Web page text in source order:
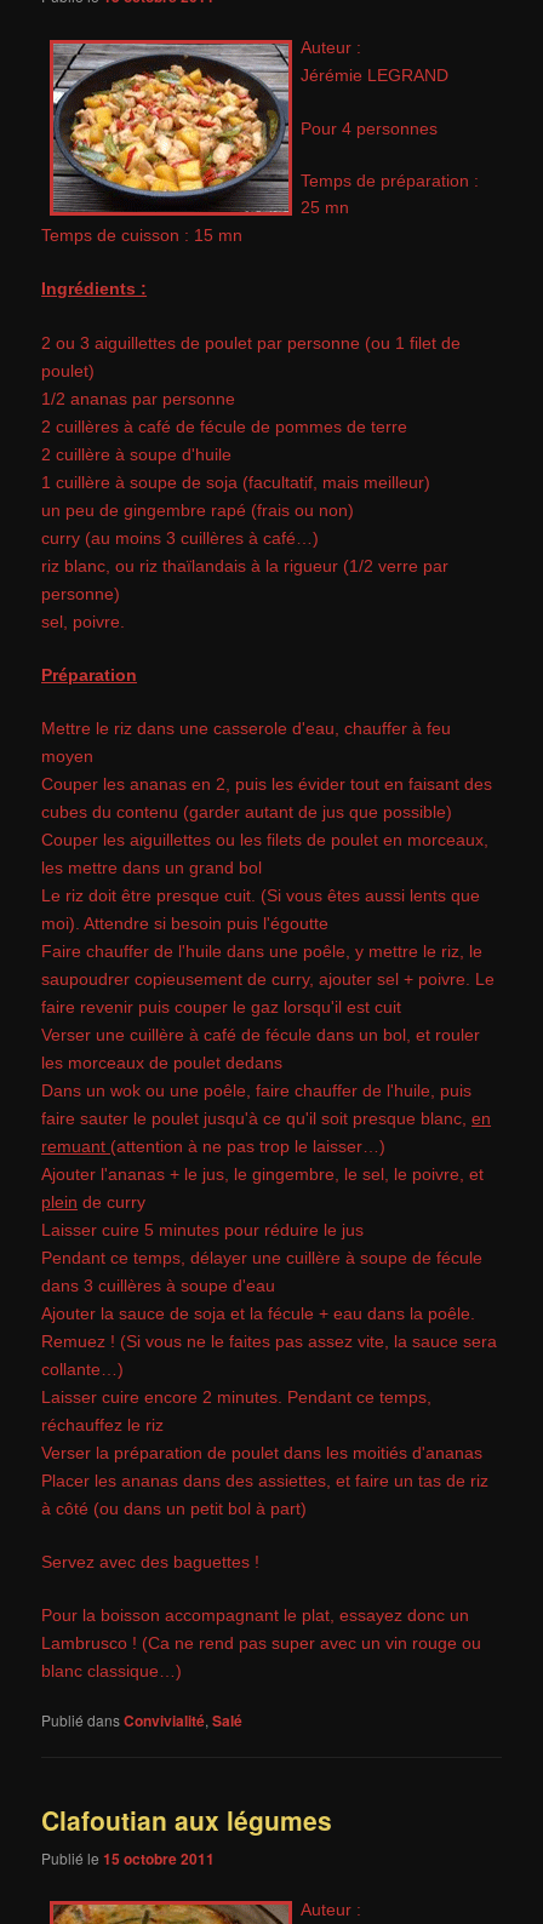
Auteur :
Jérémie LEGRAND
Pour 4 personnes
Temps de préparation :
25 mn
Temps de cuisson : 15 mn
Ingrédients :
2 ou 3 aiguillettes de poulet par personne (ou 1 filet de
poulet)
1/2 ananas par personne
2 cuillères à café de fécule de pommes de terre
2 cuillère à soupe d'huile
1 cuillère à soupe de soja (facultatif, mais meilleur)
un peu de gingembre rapé (frais ou non)
curry (au moins 3 cuillères à café…)
riz blanc, ou riz thaïlandais à la rigueur (1/2 verre par
personne)
sel, poivre.
Préparation
Mettre le riz dans une casserole d'eau, chauffer à feu
moyen
Couper les ananas en 2, puis les évider tout en faisant des
cubes du contenu (garder autant de jus que possible)
Couper les aiguillettes ou les filets de poulet en morceaux,
les mettre dans un grand bol
Le riz doit être presque cuit. (Si vous êtes aussi lents que
moi). Attendre si besoin puis l'égoutte
Faire chauffer de l'huile dans une poêle, y mettre le riz, le
saupoudrer copieusement de curry, ajouter sel + poivre. Le
faire revenir puis couper le gaz lorsqu'il est cuit
Verser une cuillère à café de fécule dans un bol, et rouler
les morceaux de poulet dedans
Dans un wok ou une poêle, faire chauffer de l'huile, puis
faire sauter le poulet jusqu'à ce qu'il soit presque blanc,en
remuant (attention à ne pas trop le laisser…)
Ajouter l'ananas + le jus, le gingembre, le sel, le poivre, et
plein de curry
Laisser cuire 5 minutes pour réduire le jus
Pendant ce temps, délayer une cuillère à soupe de fécule
dans 3 cuillères à soupe d'eau
Ajouter la sauce de soja et la fécule + eau dans la poêle.
Remuez ! (Si vous ne le faites pas assez vite, la sauce sera
collante…)
Laisser cuire encore 2 minutes. Pendant ce temps,
réchauffez le riz
Verser la préparation de poulet dans les moitiés d'ananas
Placer les ananas dans des assiettes, et faire un tas de riz
à côté (ou dans un petit bol à part)
Servez avec des baguettes !
Pour la boisson accompagnant le plat, essayez donc un
Lambrusco ! (Ca ne rend pas super avec un vin rouge ou
blanc classique…)
Publié dansConvivialité,Salé
Clafoutian aux légumes
Publié le15 octobre 2011
Auteur :